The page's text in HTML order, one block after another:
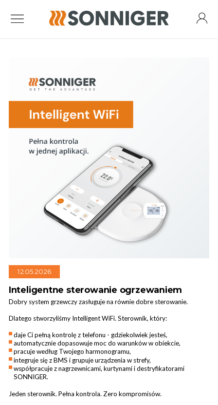
Kurtyny powietrzne
Kurtyna Guard One
Kurtyny przemysłowe
12.05.2026
Inteligentne sterowanie ogrzewaniem
Dobry system grzewczy zasługuje na równie dobre sterowanie.
Dlatego stworzyliśmy Intelligent WiFi. Sterownik, który:
daje Ci pełną kontrolę z telefonu - gdziekolwiek jesteś,
automatycznie dopasowuje moc do warunków w obiekcie,
pracuje według Twojego harmonogramu,
integruje się z BMS i grupuje urządzenia w strefy,
współpracuje z nagrzewnicami, kurtynami i destryfikatorami
SONNIGER.
Jeden sterownik. Pełna kontrola. Zero kompromisów.